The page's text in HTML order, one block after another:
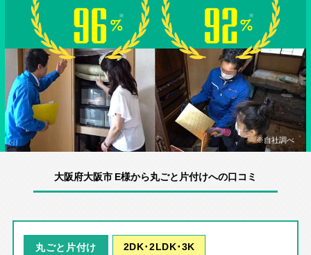
※自社調べ
大阪府大阪市 E様から丸ごと片付けへの口コミ
丸ごと片付け 2DK･2LDK･3K